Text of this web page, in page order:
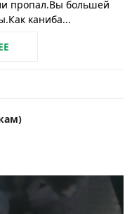
пропал.Вы большей
каниба...